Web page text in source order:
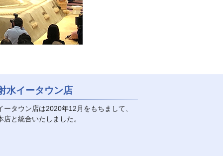
水イータウン店
ータウン店は2020年12月をもちまして、
店と統合いたしました。